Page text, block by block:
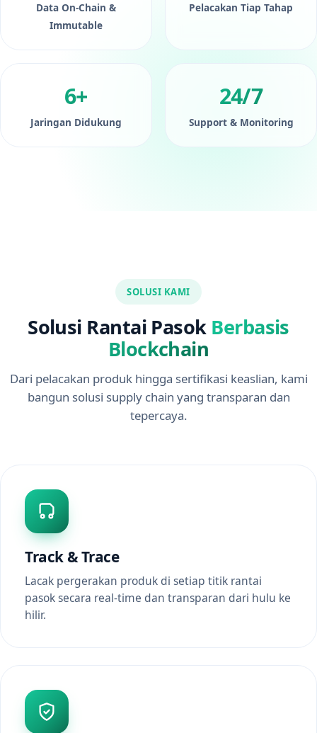
Data On-Chain &
Immutable
Pelacakan Tiap Tahap
6+
Jaringan Didukung
24/7
Support & Monitoring
SOLUSI KAMI
Solusi Rantai Pasok Berbasis
Blockchain
Dari pelacakan produk hingga sertifikasi keaslian, kami
bangun solusi supply chain yang transparan dan
tepercaya.
Track & Trace
Lacak pergerakan produk di setiap titik rantai
pasok secara real-time dan transparan dari hulu ke
hilir.